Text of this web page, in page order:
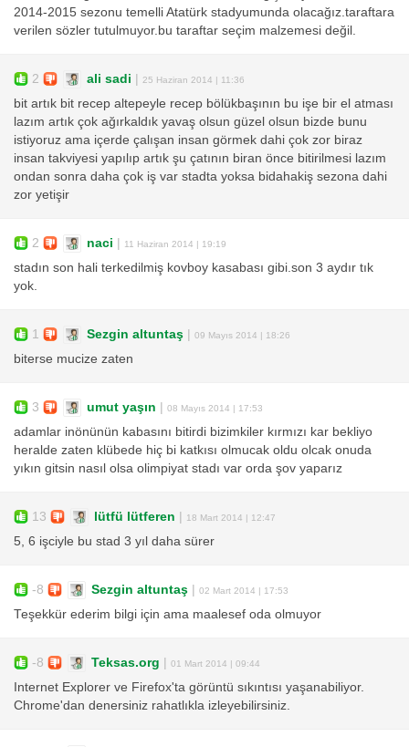
2014-2015 sezonu temelli Atatürk stadyumunda olacağız.taraftara
verilen sözler tutulmuyor.bu taraftar seçim malzemesi değil.
2 ali sadi | 25 Haziran 2014 | 11:36
bit artık bit recep altepeyle recep bölükbaşının bu işe bir el atması
lazım artık çok ağırkaldık yavaş olsun güzel olsun bizde bunu
istiyoruz ama içerde çalışan insan görmek dahi çok zor biraz
insan takviyesi yapılıp artık şu çatının biran önce bitirilmesi lazım
ondan sonra daha çok iş var stadta yoksa bidahakiş sezona dahi
zor yetişir
2 naci | 11 Haziran 2014 | 19:19
stadın son hali terkedilmiş kovboy kasabası gibi.son 3 aydır tık
yok.
1 Sezgin altuntaş | 09 Mayıs 2014 | 18:26
biterse mucize zaten
3 umut yaşın | 08 Mayıs 2014 | 17:53
adamlar inönünün kabasını bitirdi bizimkiler kırmızı kar bekliyo
heralde zaten klübede hiç bi katkısı olmucak oldu olcak onuda
yıkın gitsin nasıl olsa olimpiyat stadı var orda şov yaparız
13 lütfü lütferen | 18 Mart 2014 | 12:47
5, 6 işciyle bu stad 3 yıl daha sürer
-8 Sezgin altuntaş | 02 Mart 2014 | 17:53
Teşekkür ederim bilgi için ama maalesef oda olmuyor
-8 Teksas.org | 01 Mart 2014 | 09:44
Internet Explorer ve Firefox'ta görüntü sıkıntısı yaşanabiliyor.
Chrome'dan denersiniz rahatlıkla izleyebilirsiniz.